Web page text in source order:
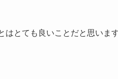
とても良いことだと思います